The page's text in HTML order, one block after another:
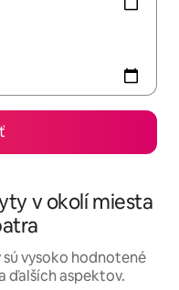
v okolí miesta
vysoko hodnotené
ďalších aspektov.